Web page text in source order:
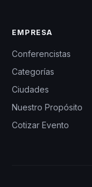
EMPRESA
Conferencistas
Categorías
Ciudades
Nuestro Propósito
Cotizar Evento